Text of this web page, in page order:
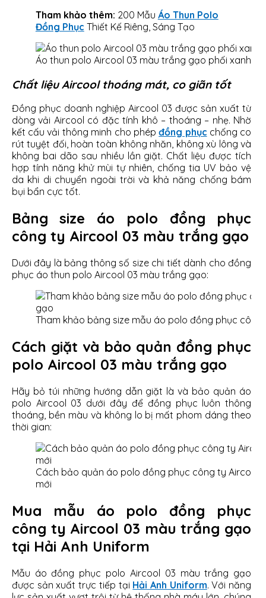
Tham khảo thêm: 200 Mẫu Áo Thun Polo
Đồng Phục Thiết Kế Riêng, Sáng Tạo
Áo thun polo Aircool 03 màu trắng gạo phối xanh
Chất liệu Aircool thoáng mát, co giãn tốt
Đồng phục doanh nghiệp Aircool 03 được sản xuất từ
dòng vải Aircool có đặc tính khô – thoáng – nhẹ. Nhờ
kết cấu vải thông minh cho phépđồng phục chống co
rút tuyệt đối, hoàn toàn không nhăn, không xù lông và
không bai dão sau nhiều lần giặt. Chất liệu được tích
hợp tính năng khử mùi tự nhiên, chống tia UV bảo vệ
da khi di chuyển ngoài trời và khả năng chống bám
bụi bẩn cực tốt.
Bảng size áo polo đồng phục
công ty Aircool 03 màu trắng gạo
Dưới đây là bảng thông số size chi tiết dành cho đồng
phục áo thun polo Aircool 03 màu trắng gạo:
Tham khảo bảng size mẫu áo polo đồng phục
Cách giặt và bảo quản đồng phục
polo Aircool 03 màu trắng gạo
Hãy bỏ túi những hướng dẫn giặt là và bảo quản áo
polo Aircool 03 dưới đây để đồng phục luôn thông
thoáng, bền màu và không lo bị mất phom dáng theo
thời gian:
Cách bảo quản áo polo đồng phục công ty Aircool
mới
Mua mẫu áo polo đồng phục
công ty Aircool 03 màu trắng gạo
tại Hải Anh Uniform
Mẫu áo đồng phục polo Aircool 03 màu trắng gạo
được sản xuất trực tiếp tại Hải Anh Uniform. Với năng